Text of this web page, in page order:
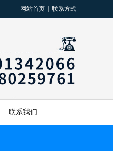
网站首页 联系方式
联系我们